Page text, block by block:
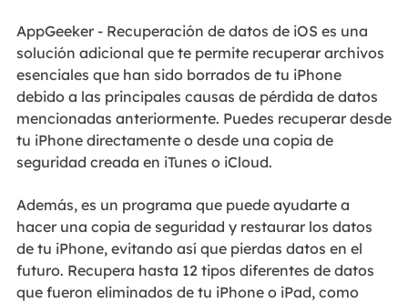
AppGeeker - Recuperación de datos de iOS es una
solución adicional que te permite recuperar archivos
esenciales que han sido borrados de tu iPhone
debido a las principales causas de pérdida de datos
mencionadas anteriormente. Puedes recuperar desde
tu iPhone directamente o desde una copia de
seguridad creada en iTunes o iCloud.
Además, es un programa que puede ayudarte a
hacer una copia de seguridad y restaurar los datos
de tu iPhone, evitando así que pierdas datos en el
futuro. Recupera hasta 12 tipos diferentes de datos
que fueron eliminados de tu iPhone o iPad, como